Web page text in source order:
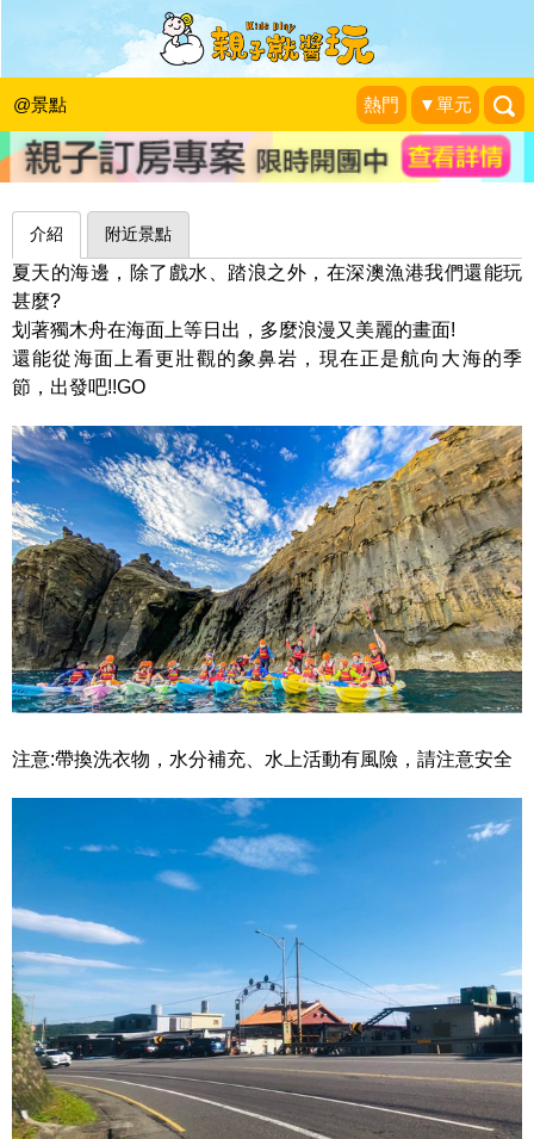
@景點 熱門 ▼單元
獨木舟日出團，從海上看象鼻岩～瑞芳
海島舟記
圓圓家的移動城堡|2020-06-03
介紹 附近景點
夏天的海邊，除了戲水、踏浪之外，在深澳漁港我們還能玩
甚麼?
划著獨木舟在海面上等日出，多麼浪漫又美麗的畫面!
還能從海面上看更壯觀的象鼻岩，現在正是航向大海的季
節，出發吧!!GO
注意:帶換洗衣物，水分補充、水上活動有風險，請注意安全